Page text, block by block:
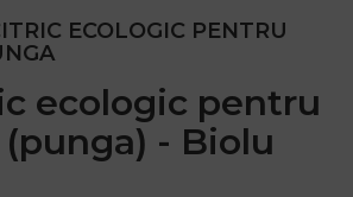
ECOLOGIC PENTRU
ecologic pentru
(punga) - Biolu